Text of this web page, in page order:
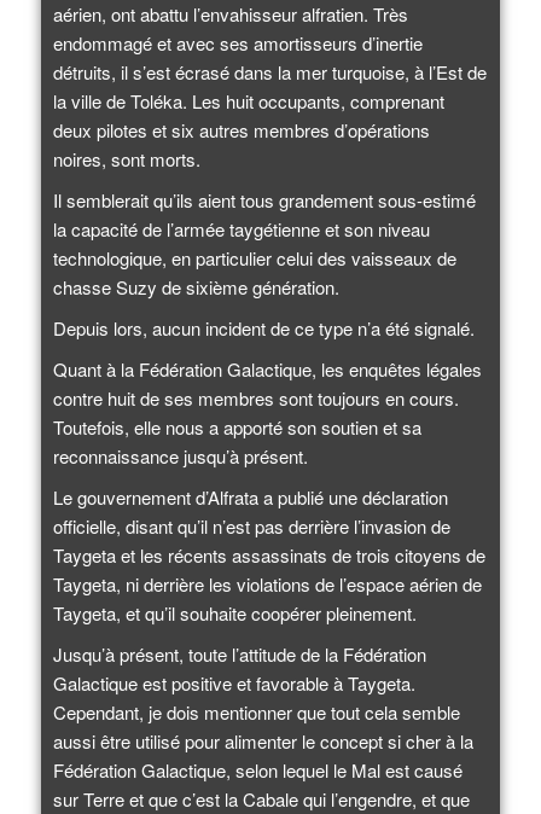
aérien, ont abattu l’envahisseur alfratien. Très
endommagé et avec ses amortisseurs d’inertie
détruits, il s’est écrasé dans la mer turquoise, à l’Est de
la ville de Toléka. Les huit occupants, comprenant
deux pilotes et six autres membres d’opérations
noires, sont morts.
Il semblerait qu’ils aient tous grandement sous-estimé
la capacité de l’armée taygétienne et son niveau
technologique, en particulier celui des vaisseaux de
chasse Suzy de sixième génération.
Depuis lors, aucun incident de ce type n’a été signalé.
Quant à la Fédération Galactique, les enquêtes légales
contre huit de ses membres sont toujours en cours.
Toutefois, elle nous a apporté son soutien et sa
reconnaissance jusqu’à présent.
Le gouvernement d’Alfrata a publié une déclaration
officielle, disant qu’il n’est pas derrière l’invasion de
Taygeta et les récents assassinats de trois citoyens de
Taygeta, ni derrière les violations de l’espace aérien de
Taygeta, et qu’il souhaite coopérer pleinement.
Jusqu’à présent, toute l’attitude de la Fédération
Galactique est positive et favorable à Taygeta.
Cependant, je dois mentionner que tout cela semble
aussi être utilisé pour alimenter le concept si cher à la
Fédération Galactique, selon lequel le Mal est causé
sur Terre et que c’est la Cabale qui l’engendre, et que